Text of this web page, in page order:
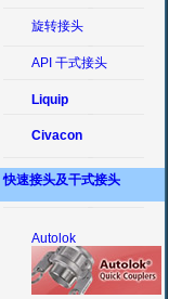
旋转接头
API 干式接头
Liquip
Civacon
快速接头及干式接头
Autolok